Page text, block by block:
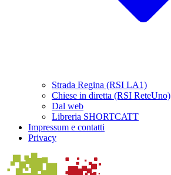
Strada Regina (RSI LA1)
Chiese in diretta (RSI ReteUno)
Dal web
Libreria SHORTCATT
Impressum e contatti
Privacy